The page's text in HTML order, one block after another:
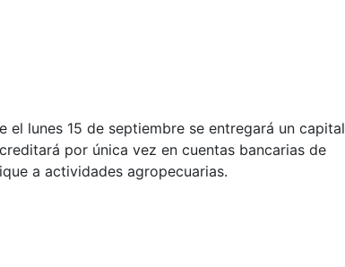
el lunes 15 de septiembre se entregará un capital
por única vez en cuentas bancarias de
a actividades agropecuarias.